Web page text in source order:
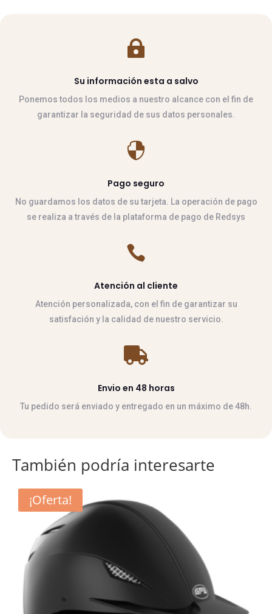

Su información esta a salvo
Ponemos todos los medios a nuestro alcance con el fin de
garantizar la seguridad de sus datos personales.

Pago seguro
No guardamos los datos de su tarjeta. La operación de pago
se realiza a través de la plataforma de pago de Redsys

Atención al cliente
Atención personalizada, con el fin de garantizar su
satisfación y la calidad de nuestro servicio.

Envio en 48 horas
Tu pedido será enviado y entregado en un máximo de 48h.
También podría interesarte
¡Oferta!
Este
producto
múltiples
variantes.
Las